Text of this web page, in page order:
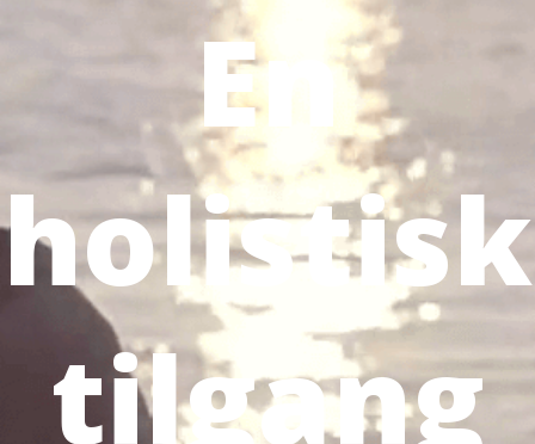
En
holistisk
tilgang